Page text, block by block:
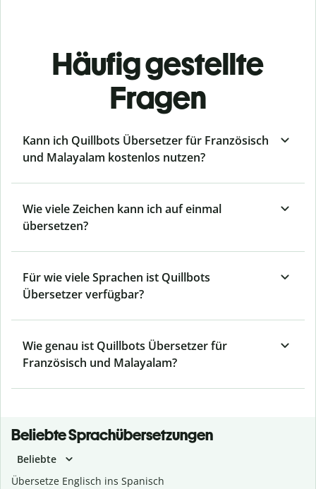
Häufig gestellte
Fragen
Kann ich Quillbots Übersetzer für Französisch
und Malayalam kostenlos nutzen?
Wie viele Zeichen kann ich auf einmal
übersetzen?
Für wie viele Sprachen ist Quillbots
Übersetzer verfügbar?
Wie genau ist Quillbots Übersetzer für
Französisch und Malayalam?
Beliebte Sprachübersetzungen
Beliebte
Übersetze Englisch ins Spanisch